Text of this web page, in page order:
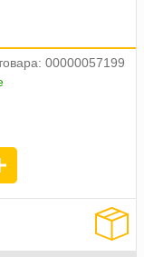
00000057199